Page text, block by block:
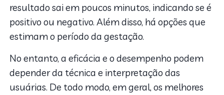
resultado sai em poucos minutos, indicando se é
positivo ou negativo. Além disso, há opções que
estimam o período da gestação.
No entanto, a eficácia e o desempenho podem
depender da técnica e interpretação das
usuárias. De todo modo, em geral, os melhores